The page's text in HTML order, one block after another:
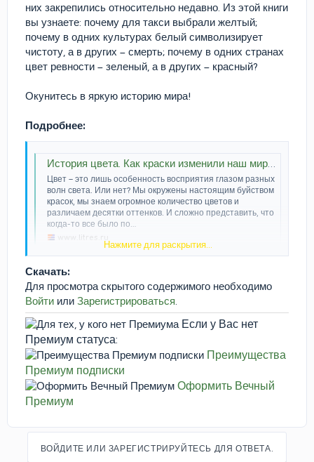
них закрепились относительно недавно. Из этой книги
вы узнаете: почему для такси выбрали желтый;
почему в одних культурах белый символизирует
чистоту, а в других – смерть; почему в одних странах
цвет ревности – зеленый, а в других – красный?
Окунитесь в яркую историю мира!
Подробнее:
История цвета. Как краски изменили наш мир – Гевин Эванс
Цвет – это лишь особенность восприятия глазом разных
волн света. Или нет? Мы окружены настоящим буйством
красок, мы знаем огромное количество цветов и
различаем десятки оттенков. И сложно представить, что
когда-то все было по…
www.litres.ru
Нажмите для раскрытия...
Скачать:
Для просмотра скрытого содержимого необходимо
Войти или Зарегистрироваться
Если у Вас нет
Премиум статуса:
Преимущества
Премиум подписки
Оформить Вечный
Премиум
ВОЙДИТЕ ИЛИ ЗАРЕГИСТРИРУЙТЕСЬ ДЛЯ ОТВЕТА.